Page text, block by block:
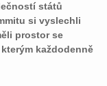
států
si vyslechli
prostor se
každodenně